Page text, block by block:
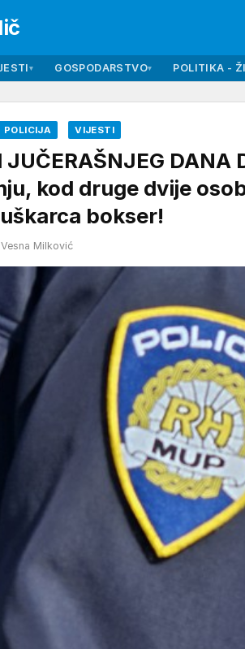
▾ GOSPODARSTVO▾ POLITIKA -
POLICIJA VIJESTI
JUČERAŠNJEG
kod druge dvije
bokser!
Vesna Milković